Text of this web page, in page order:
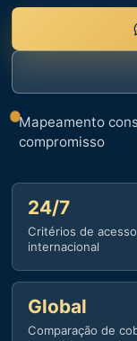
Mapeamento
compromisso
24/7
Critérios de
internacional
Global
Comparação de